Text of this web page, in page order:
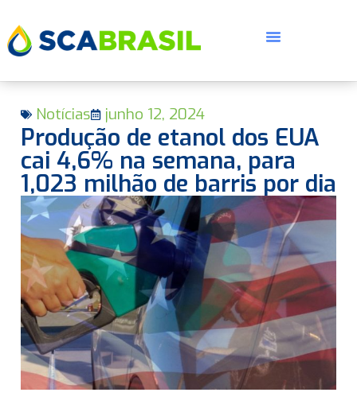
Notícias junho 12, 2024
Produção de etanol dos EUA
cai 4,6% na semana, para
1,023 milhão de barris por dia